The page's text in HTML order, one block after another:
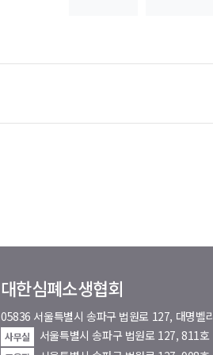
대한심폐소생협회
05836 서울특별시 송파구 법원로 127, 대명
사무실 서울특별시 송파구 법원로 127, 811